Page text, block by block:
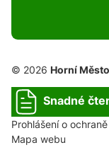
© 2026 Horní Město
Snadné
Prohlášení o
Mapa webu